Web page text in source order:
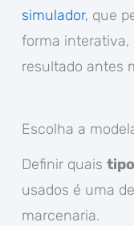
simulador, que
forma interativa,
resultado antes
Escolha a
Definir quais
usados é uma
marcenaria.